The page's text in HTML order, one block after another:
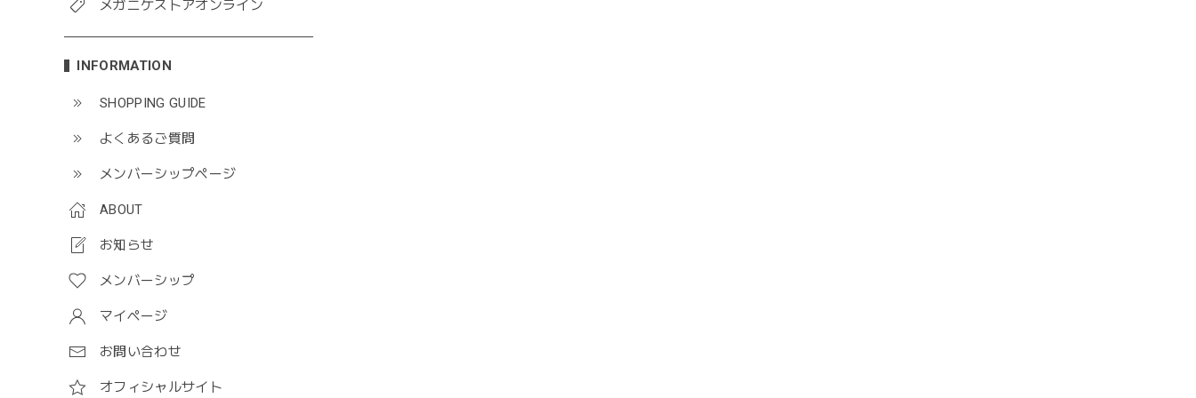
メガニケストアオンライン
INFORMATION
SHOPPING GUIDE
よくあるご質問
メンバーシップページ
ABOUT
お知らせ
メンバーシップ
マイページ
お問い合わせ
オフィシャルサイト